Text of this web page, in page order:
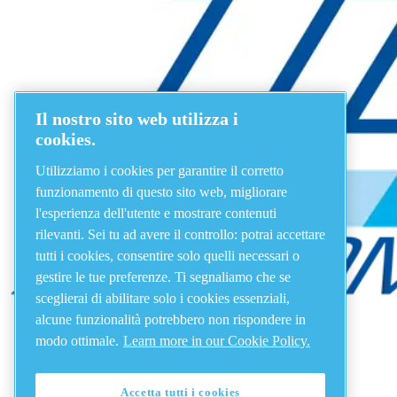
Il nostro sito web utilizza i
cookies.
Utilizziamo i cookies per garantire il corretto
funzionamento di questo sito web, migliorare
l'esperienza dell'utente e mostrare contenuti
rilevanti. Sei tu ad avere il controllo: potrai accettare
tutti i cookies, consentire solo quelli necessari o
gestire le tue preferenze. Ti segnaliamo che se
sceglierai di abilitare solo i cookies essenziali,
alcune funzionalità potrebbero non rispondere in
modo ottimale. Learn more in our Cookie Policy.
Accetta tutti i cookies